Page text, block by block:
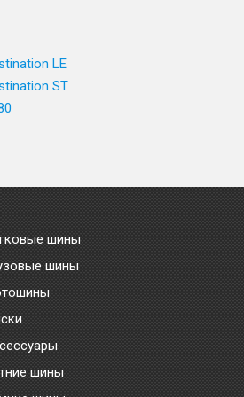
LE
ST
шины
шины
шины